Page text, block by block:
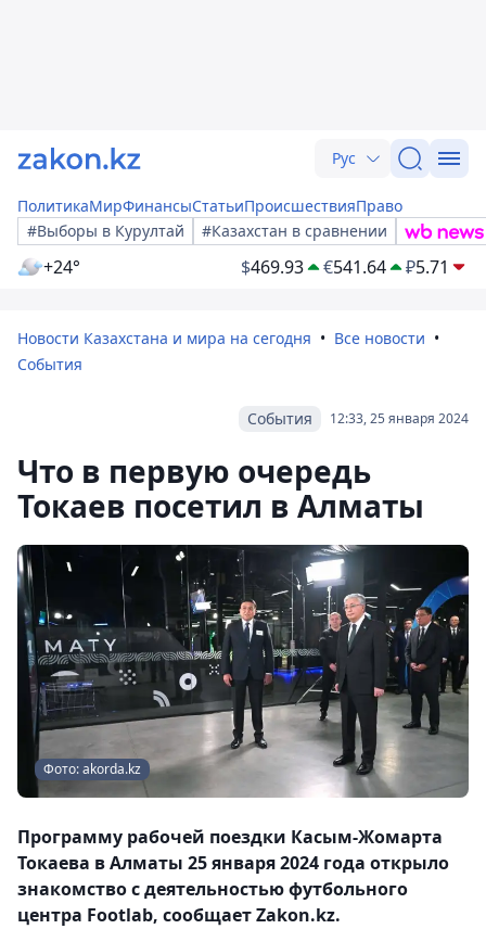
Рус
ПолитикаМирФинансыСтатьиПроисшествияПраво
#Выборы в Курултай
#Казахстан в сравнении
+24° $469.93 €541.64 ₽5.71
Новости Казахстана и мира на сегодня
Все новости
События
12:33, 25 января 2024
События
Что в первую очередь
Токаев посетил в Алматы
Фото: akorda.kz
Программу рабочей поездки Касым-Жомарта
Токаева в Алматы 25 января 2024 года открыло
знакомство с деятельностью футбольного
центра Footlab, сообщает Zakon.kz.